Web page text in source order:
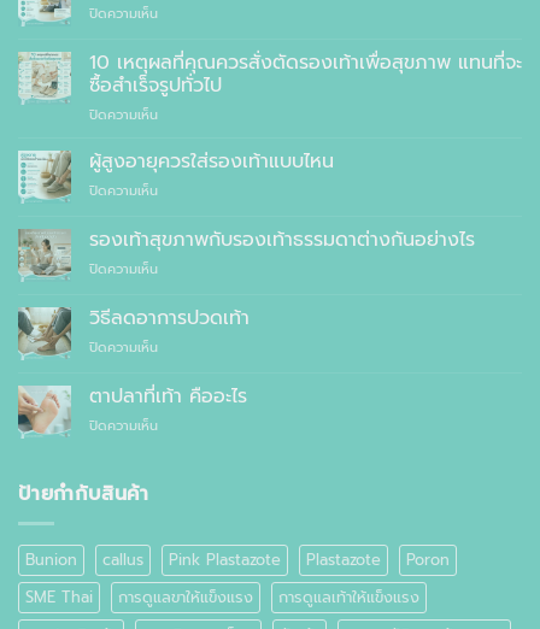
ปิดความเห็นบน
เพื่อ
สุขภาพ
ที่
แพทย์
10 เหตุผลที่คุณควรสั่งตัดรองเท้าเพื่อสุขภาพ แทนที่จะ
ซื้อสำเร็จรูปทั่วไป
ปิดความเห็นบน
เหตุผล
คุณ
สั่ง
ตัด
รองเท้า
สุขภาพ
สำเร็จรูป
ทั่วไป
ผู้สูงอายุควรใส่รองเท้าแบบไหน
ปิดความเห็นบน
สูง
อายุ
ควร
รองเท้า
ไหน
รองเท้าสุขภาพกับรองเท้าธรรมดาต่างกันอย่างไร
ปิดความเห็นบน
สุขภาพ
กับ
รองเท้า
ต่าง
อย่างไร
วิธีลดอาการปวดเท้า
ปิดความเห็นบน
ลด
อาการ
ปวด
ตาปลาที่เท้า คืออะไร
ปิดความเห็นบน
ป้ายกำกับสินค้า
Bunion callus Pink Plastazote Plastazote
Poron
SME Thai
การดูแลขาให้แข็งแรง
การดูแลเท้าให้แข็งแรง